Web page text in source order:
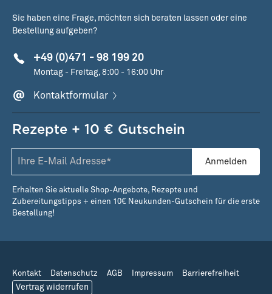
Sie haben eine Frage, möchten sich beraten lassen oder eine
Bestellung aufgeben?
+49 (0)471 - 98 199 20
Montag - Freitag, 8:00 - 16:00 Uhr
Kontaktformular
Rezepte + 10 € Gutschein
Anmelden
Erhalten Sie aktuelle Shop-Angebote, Rezepte und
Zubereitungstipps + einen 10€ Neukunden-Gutschein für die erste
Bestellung!
Kontakt Datenschutz AGB Impressum Barrierefreiheit
Vertrag widerrufen